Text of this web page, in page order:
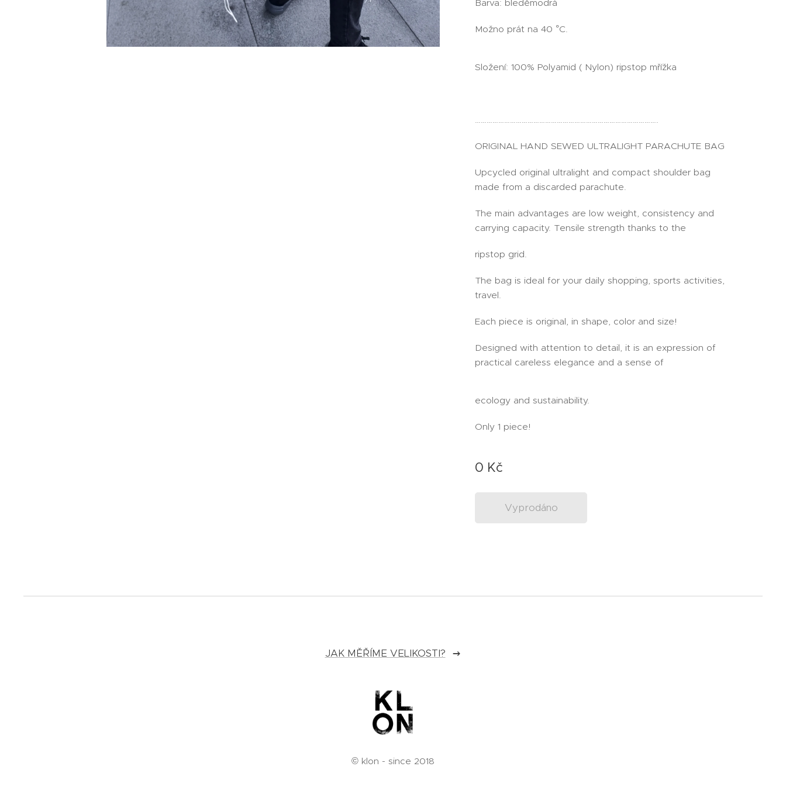
Barva: bleděmodrá
Možno prát na 40 °C.
Složení: 100% Polyamid ( Nylon) ripstop mřížka
………………………………………………………………………………….
ORIGINAL HAND SEWED ULTRALIGHT PARACHUTE BAG
Upcycled original ultralight and compact shoulder bag
made from a discarded parachute.
The main advantages are low weight, consistency and
carrying capacity. Tensile strength thanks to the
ripstop grid.
The bag is ideal for your daily shopping, sports activities,
travel.
Each piece is original, in shape, color and size!
Designed with attention to detail, it is an expression of
practical careless elegance and a sense of
ecology and sustainability.
Only 1 piece!
0 Kč
Vyprodáno
JAK MĚŘÍME VELIKOSTI?
© klon - since 2018